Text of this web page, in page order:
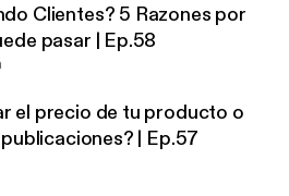
Clientes? 5 Razones por
pasar | Ep.58
el precio de tu producto o
| Ep.57